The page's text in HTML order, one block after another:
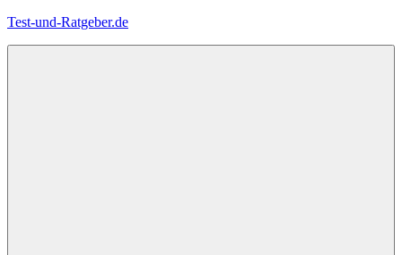
Zum
Test-und-Ratgeber.de